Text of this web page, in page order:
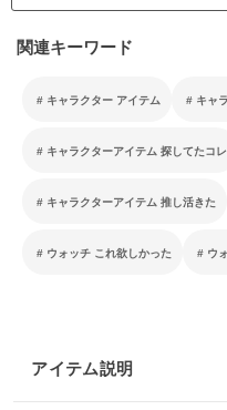
関連キーワード
キャラクター アイテム キャ
キャラクターアイテム 探してたコレ
キャラクターアイテム 推し活きた
ウォッチ これ欲しかった ウ
アイテム説明